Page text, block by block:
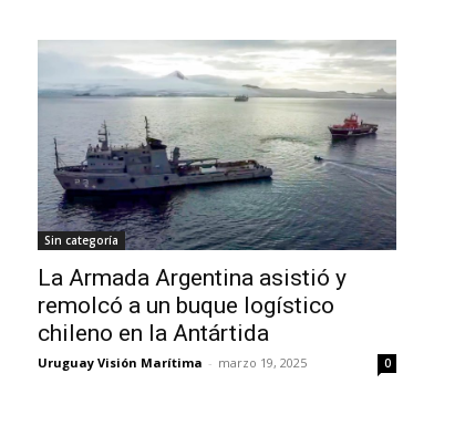
Sin categoría
La Armada Argentina asistió y
remolcó a un buque logístico
chileno en la Antártida
Uruguay Visión Marítima - marzo 19, 2025 0